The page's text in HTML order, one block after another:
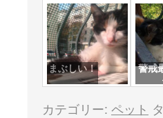
まぶしい！
警戒
カテゴリー: ペット